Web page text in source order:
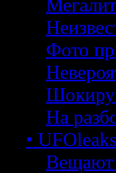
Фото
На
•